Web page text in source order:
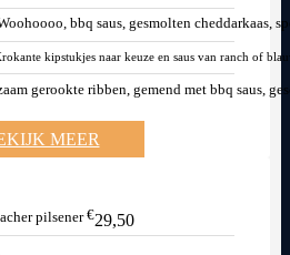
bbq saus, gesmolten cheddarkaas,
kipstukjes naar keuze en saus van ranch of
gerookte ribben, gemend met bbq saus,
MEER
pilsener€29,50